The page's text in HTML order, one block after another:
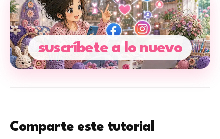
suscríbete a lo nuevo
Comparte este tutorial